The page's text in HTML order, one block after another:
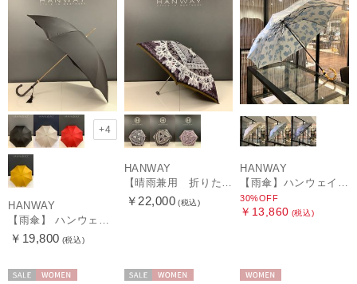
+4
HANWAY
【雨傘】 ハンウェイ （HANWAY） Couturier クチュリエ 長傘 日本製
￥19,800 (税込)
HANWAY
【晴雨兼用 折りたたみ日傘】ハンウェイ（ＨＡＮＷＡＹ）Vestido de frida（べスティード・デ・フリーダ）
￥22,000 (税込)
HANWAY
【雨傘】ハンウェイ (HANWAY) Lily CJ（リリー・シー・ジェー） 日本製 親骨：51～55cm
30%OFF
￥13,860 (税込)